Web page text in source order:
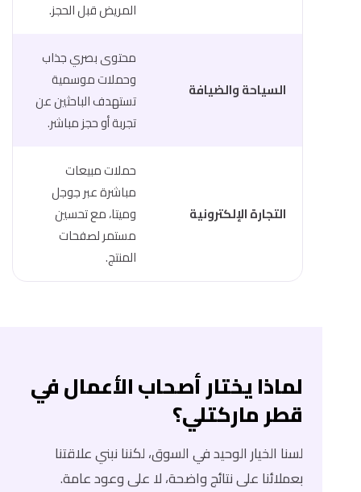
المريض قبل الحجز.
السياحة والضيافة
محتوى بصري جذاب
وحملات موسمية
تستهدف الباحثين عن
تجربة أو حجز مباشر.
التجارة الإلكترونية
حملات مبيعات
مباشرة عبر جوجل
وميتا، مع تحسين
مستمر لصفحات
المنتج.
لماذا يختار أصحاب الأعمال في
قطر ماركتلي؟
لسنا الخيار الوحيد في السوق، لكننا نبني علاقتنا
بعملائنا على نتائج واضحة، لا على وعود عامة.